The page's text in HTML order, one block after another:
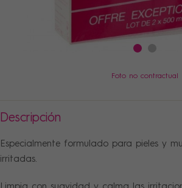
Foto no contractual
Descripción
Especialmente formulado para pieles y
irritadas.